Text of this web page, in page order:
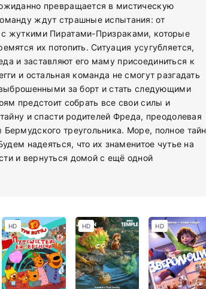
превращается в мистическую
ждут страшные испытания: от
жуткими Пиратами-Призраками, которые
их потопить. Ситуация усугубляется,
и заставляют его маму присоединиться к
и остальная команда не смогут разгадать
за борт и стать следующими
предстоит собрать все свои силы и
и спасти родителей Фреда, преодолевая
треугольника. Море, полное тайн
надеяться, что их знаменитое чутье на
и вернуться домой с ещё одной
HD HD HD